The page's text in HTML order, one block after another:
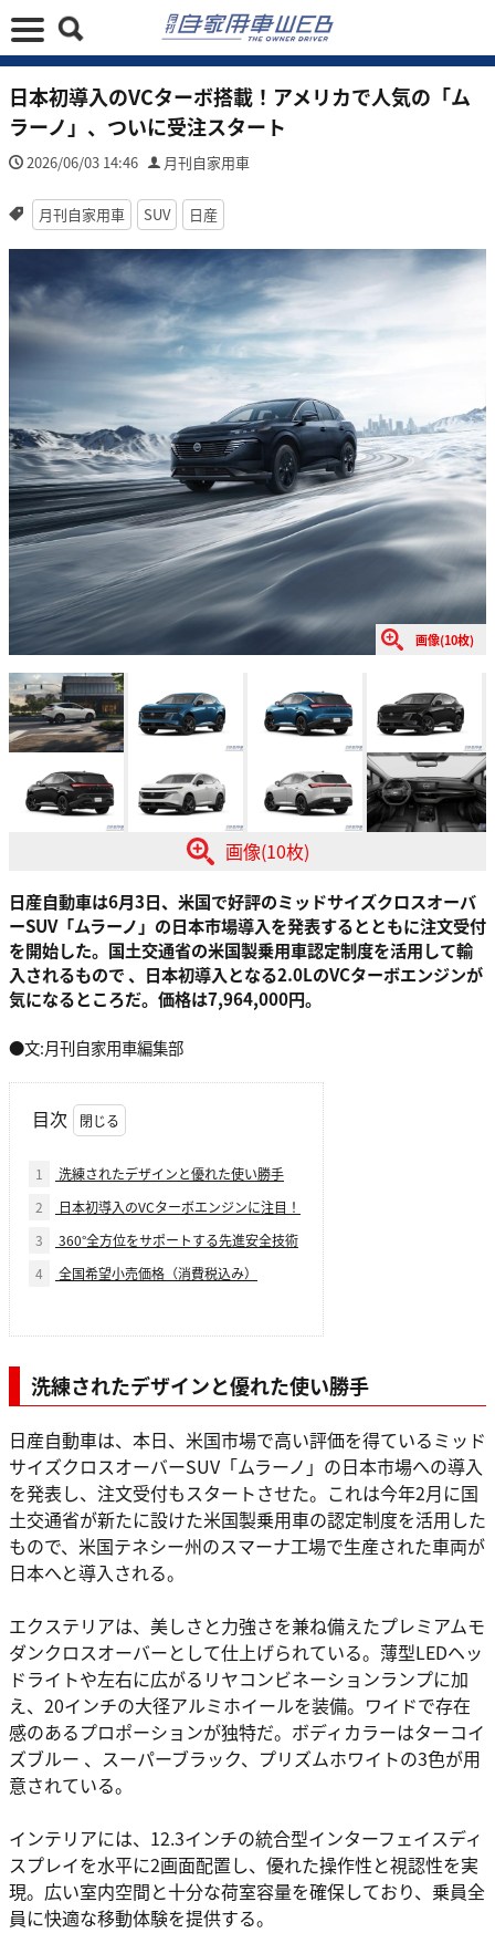
日本初導入のVCターボ搭載！アメリカで人気の「ム
ラーノ」、ついに受注スタート
2026/06/03 14:46 月刊自家用車
月刊自家用車 SUV 日産
画像(10枚)
画像(10枚)
日産自動車は6月3日、米国で好評のミッドサイズクロスオーバ
ーSUV「ムラーノ」の日本市場導入を発表するとともに注文受付
を開始した。国土交通省の米国製乗用車認定制度を活用して輸
入されるもので 、日本初導入となる2.0LのVCターボエンジンが
気になるところだ。価格は7,964,000円。
●文:月刊自家用車編集部
目次
1
洗練されたデザインと優れた使い勝手
2
日本初導入のVCターボエンジンに注目！
3
360°全方位をサポートする先進安全技術
4
全国希望小売価格（消費税込み）
洗練されたデザインと優れた使い勝手
日産自動車は、本日、米国市場で高い評価を得ているミッド
サイズクロスオーバーSUV「ムラーノ」の日本市場への導入
を発表し、注文受付もスタートさせた。これは今年2月に国
土交通省が新たに設けた米国製乗用車の認定制度を活用した
もので、米国テネシー州のスマーナ工場で生産された車両が
日本へと導入される。
エクステリアは、美しさと力強さを兼ね備えたプレミアムモ
ダンクロスオーバーとして仕上げられている。薄型LEDヘッ
ドライトや左右に広がるリヤコンビネーションランプに加
え、20インチの大径アルミホイールを装備。ワイドで存在
感のあるプロポーションが独特だ。ボディカラーはターコイ
ズブルー 、スーパーブラック、プリズムホワイトの3色が用
意されている。
インテリアには、12.3インチの統合型インターフェイスディ
スプレイを水平に2画面配置し、優れた操作性と視認性を実
現。広い室内空間と十分な荷室容量を確保しており、乗員全
員に快適な移動体験を提供する。